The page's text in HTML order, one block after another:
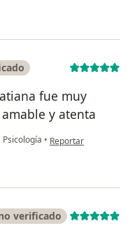
fue muy
y atenta
Psicología • en opinión del usuario
Reportar
verificado